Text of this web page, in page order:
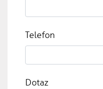
Telefon
Dotaz